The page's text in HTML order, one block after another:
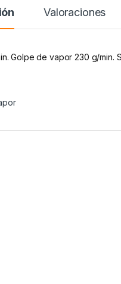
Valoraciones
Golpe de vapor 230 g/min.